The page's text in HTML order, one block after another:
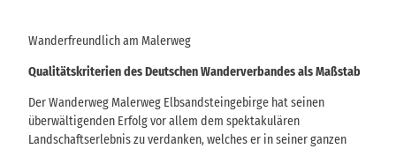
Wanderfreundlich am Malerweg
Qualitätskriterien des Deutschen Wanderverbandes als Maßstab
Der Wanderweg Malerweg Elbsandsteingebirge hat seinen
überwältigenden Erfolg vor allem dem spektakulären
Landschaftserlebnis zu verdanken, welches er in seiner ganzen